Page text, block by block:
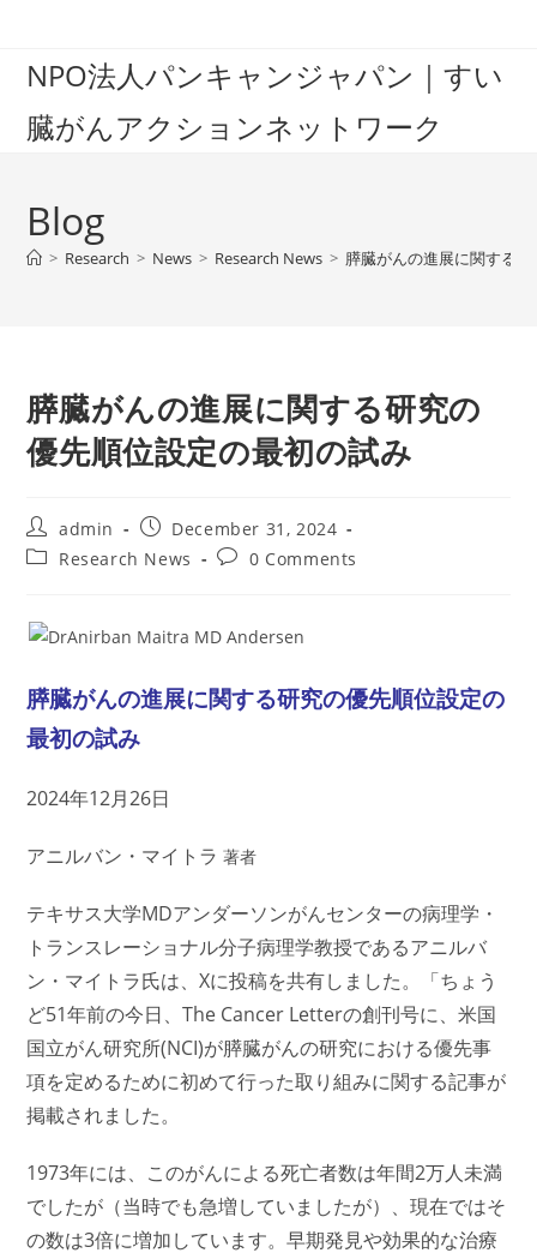
contentNPO法人パンキャンジャパン｜すい
臓がんアクションネットワーク
Blog
> Research > News > Research News > 膵臓がんの進展に関する
膵臓がんの進展に関する研究の
優先順位設定の最初の試み
Post
author:
admin
Post
published:
December 31, 2024
PostResearch News
Post0 Comments
膵臓がんの進展に関する研究の優先順位設定の
最初の試み
2024年12月26日
アニルバン・マイトラ 著者
テキサス大学MDアンダーソンがんセンターの病理学・
トランスレーショナル分子病理学教授であるアニルバ
ン・マイトラ氏は、Xに投稿を共有しました。「ちょう
ど51年前の今日、The Cancer Letterの創刊号に、米国
国立がん研究所(NCI)が膵臓がんの研究における優先事
項を定めるために初めて行った取り組みに関する記事が
掲載されました。
1973年には、このがんによる死亡者数は年間2万人未満
でしたが（当時でも急増していましたが）、現在ではそ
の数は3倍に増加しています。早期発見や効果的な治療